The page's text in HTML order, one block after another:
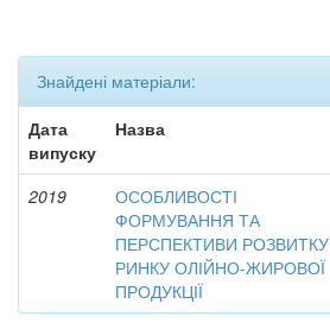
Знайдені матеріали:
Дата
випуску
Назва
2019
ОСОБЛИВОСТІ
ФОРМУВАННЯ ТА
ПЕРСПЕКТИВИ РОЗВИТКУ
РИНКУ ОЛІЙНО-ЖИРОВОЇ
ПРОДУКЦІЇ